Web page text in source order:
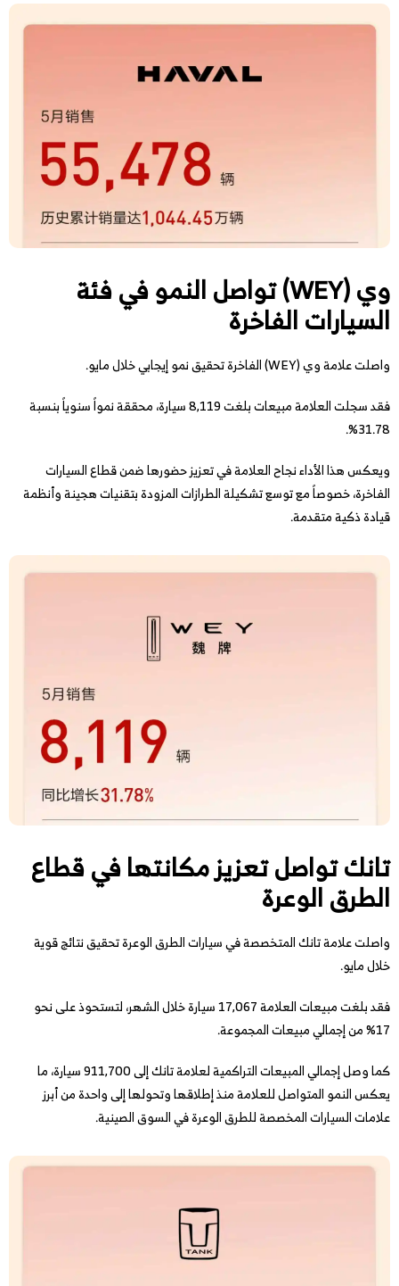
وي (WEY) تواصل النمو في فئة
السيارات الفاخرة
واصلت علامة وي (WEY) الفاخرة تحقيق نمو إيجابي خلال مايو.
فقد سجلت العلامة مبيعات بلغت 8,119 سيارة، محققة نمواً سنوياً بنسبة
31.78%.
ويعكس هذا الأداء نجاح العلامة في تعزيز حضورها ضمن قطاع السيارات
الفاخرة، خصوصاً مع توسع تشكيلة الطرازات المزودة بتقنيات هجينة وأنظمة
قيادة ذكية متقدمة.
تانك تواصل تعزيز مكانتها في قطاع
الطرق الوعرة
واصلت علامة تانك المتخصصة في سيارات الطرق الوعرة تحقيق نتائج قوية
خلال مايو.
فقد بلغت مبيعات العلامة 17,067 سيارة خلال الشهر، لتستحوذ على نحو
17% من إجمالي مبيعات المجموعة.
كما وصل إجمالي المبيعات التراكمية لعلامة تانك إلى 911,700 سيارة، ما
يعكس النمو المتواصل للعلامة منذ إطلاقها وتحولها إلى واحدة من أبرز
علامات السيارات المخصصة للطرق الوعرة في السوق الصينية.